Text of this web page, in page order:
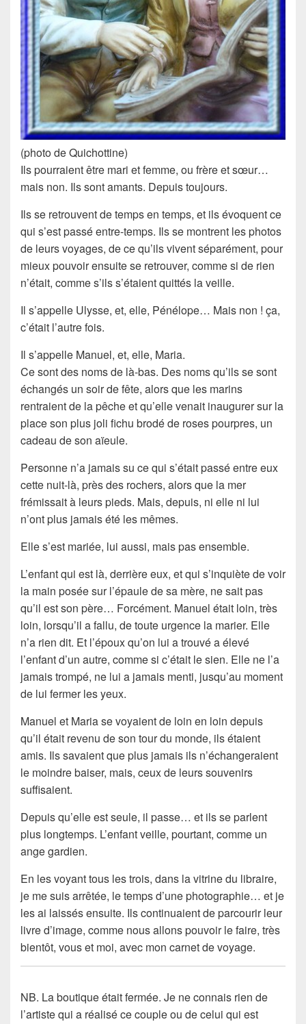
(photo de Quichottine)
Ils pourraient être mari et femme, ou frère et sœur…
mais non. Ils sont amants. Depuis toujours.
Ils se retrouvent de temps en temps, et ils évoquent ce
qui s’est passé entre-temps. Ils se montrent les photos
de leurs voyages, de ce qu’ils vivent séparément, pour
mieux pouvoir ensuite se retrouver, comme si de rien
n’était, comme s’ils s’étaient quittés la veille.
Il s’appelle Ulysse, et, elle, Pénélope… Mais non ! ça,
c’était l’autre fois.
Il s’appelle Manuel, et, elle, Maria.
Ce sont des noms de là-bas. Des noms qu’ils se sont
échangés un soir de fête, alors que les marins
rentraient de la pêche et qu’elle venait inaugurer sur la
place son plus joli fichu brodé de roses pourpres, un
cadeau de son aïeule.
Personne n’a jamais su ce qui s’était passé entre eux
cette nuit-là, près des rochers, alors que la mer
frémissait à leurs pieds. Mais, depuis, ni elle ni lui
n’ont plus jamais été les mêmes.
Elle s’est mariée, lui aussi, mais pas ensemble.
L’enfant qui est là, derrière eux, et qui s’inquiète de voir
la main posée sur l’épaule de sa mère, ne sait pas
qu’il est son père… Forcément. Manuel était loin, très
loin, lorsqu’il a fallu, de toute urgence la marier. Elle
n’a rien dit. Et l’époux qu’on lui a trouvé a élevé
l’enfant d’un autre, comme si c’était le sien. Elle ne l’a
jamais trompé, ne lui a jamais menti, jusqu’au moment
de lui fermer les yeux.
Manuel et Maria se voyaient de loin en loin depuis
qu’il était revenu de son tour du monde, ils étaient
amis. Ils savaient que plus jamais ils n’échangeraient
le moindre baiser, mais, ceux de leurs souvenirs
suffisaient.
Depuis qu’elle est seule, il passe… et ils se parlent
plus longtemps. L’enfant veille, pourtant, comme un
ange gardien.
En les voyant tous les trois, dans la vitrine du libraire,
je me suis arrêtée, le temps d’une photographie… et je
les ai laissés ensuite. Ils continuaient de parcourir leur
livre d’image, comme nous allons pouvoir le faire, très
bientôt, vous et moi, avec mon carnet de voyage.
NB. La boutique était fermée. Je ne connais rien de
l’artiste qui a réalisé ce couple ou de celui qui est